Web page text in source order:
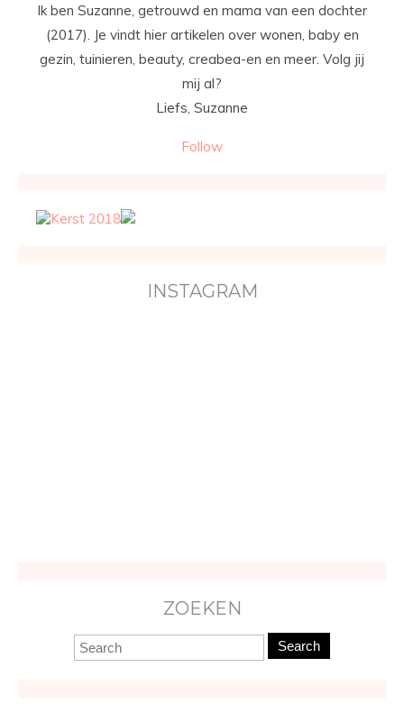
Ik ben Suzanne, getrouwd en mama van een dochter
(2017). Je vindt hier artikelen over wonen, baby en
gezin, tuinieren, beauty, creabea-en en meer. Volg jij
mij al?
Liefs, Suzanne
Follow
INSTAGRAM
ZOEKEN
Search